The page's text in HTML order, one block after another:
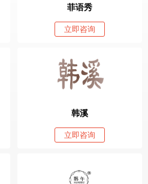
菲语秀
立即咨询
韩溪
立即咨询